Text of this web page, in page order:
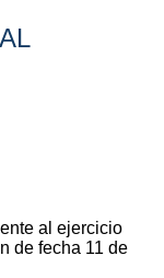
al ejercicio
de fecha 11 de